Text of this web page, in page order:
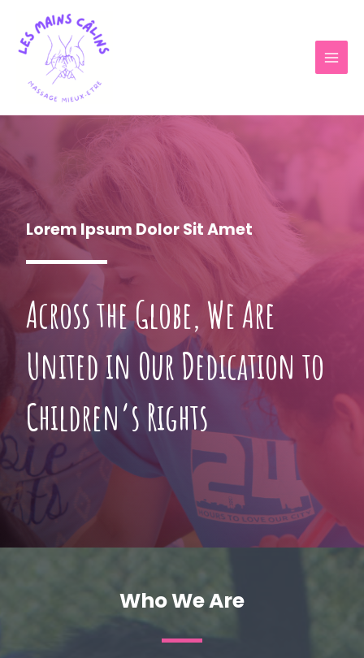
content
Lorem Ipsum Dolor Sit Amet
Across the Globe, We Are
United in Our Dedication to
Children’s Rights
Who We Are